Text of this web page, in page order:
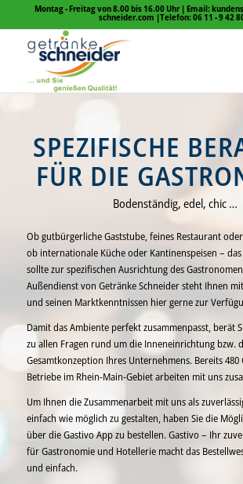
Montag - Freitag von 8.00 bis 16.00 Uhr | Email:
schneider.com |Telefon: 06 11 - 9 42
SPEZIFISCHE
FÜR DIE
Bodenständig, edel, chic …
Ob gutbürgerliche Gaststube, feines Restaurant
ob internationale Küche oder Kantinenspeisen –
sollte zur spezifischen Ausrichtung des
Außendienst von Getränke Schneider steht Ihnen
und seinen Marktkenntnissen hier gerne zur
Damit das Ambiente perfekt zusammenpasst, berät
zu allen Fragen rund um die Inneneinrichtung bzw.
Gesamtkonzeption Ihres Unternehmens. Bereits
Betriebe im Rhein-Main-Gebiet arbeiten mit uns
Um Ihnen die Zusammenarbeit mit uns als
einfach wie möglich zu gestalten, haben Sie die
über die Gastivo App zu bestellen. Gastivo – Ihr
für Gastronomie und Hotellerie macht das
und einfach.